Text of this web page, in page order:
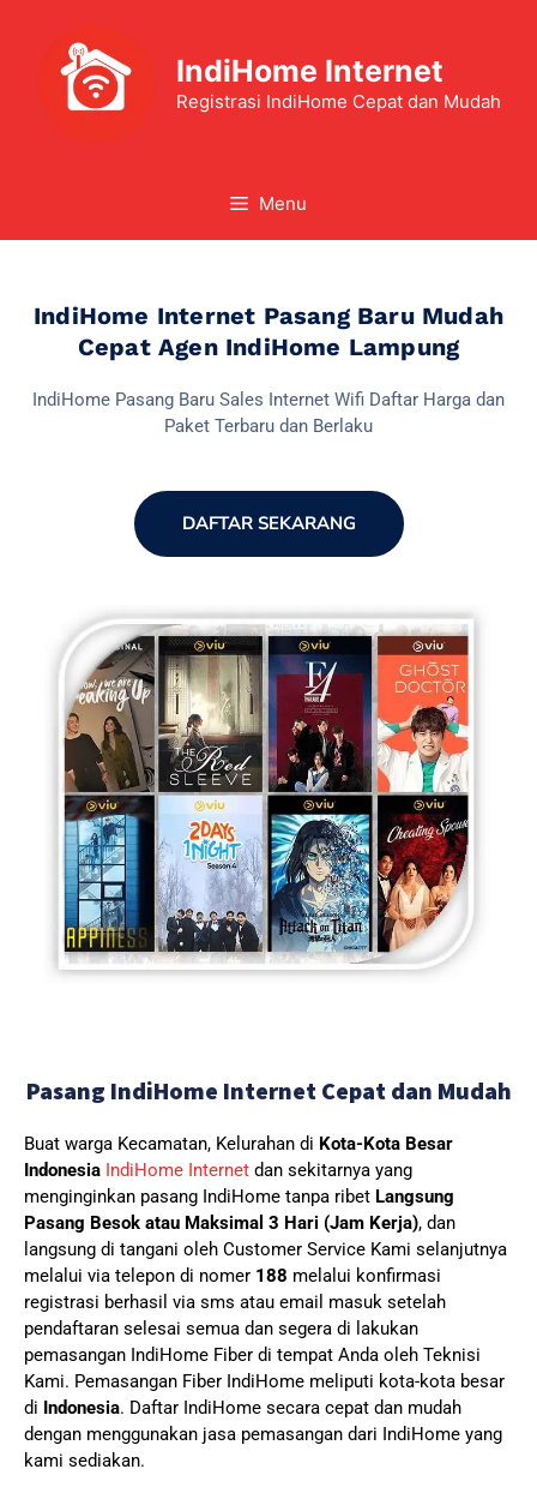
IndiHome Internet
Registrasi IndiHome Cepat dan Mudah
Menu
IndiHome Internet Pasang Baru Mudah
Cepat Agen IndiHome Lampung
IndiHome Pasang Baru Sales Internet Wifi Daftar Harga dan
Paket Terbaru dan Berlaku
DAFTAR SEKARANG
Pasang IndiHome Internet Cepat dan Mudah
Buat warga Kecamatan, Kelurahan di Kota-Kota Besar
Indonesia IndiHome Internet dan sekitarnya yang
menginginkan pasang IndiHome tanpa ribet Langsung
Pasang Besok atau Maksimal 3 Hari (Jam Kerja), dan
langsung di tangani oleh Customer Service Kami selanjutnya
melalui via telepon di nomer 188 melalui konfirmasi
registrasi berhasil via sms atau email masuk setelah
pendaftaran selesai semua dan segera di lakukan
pemasangan IndiHome Fiber di tempat Anda oleh Teknisi
Kami. Pemasangan Fiber IndiHome meliputi kota-kota besar
di Indonesia. Daftar IndiHome secara cepat dan mudah
dengan menggunakan jasa pemasangan dari IndiHome yang
kami sediakan.